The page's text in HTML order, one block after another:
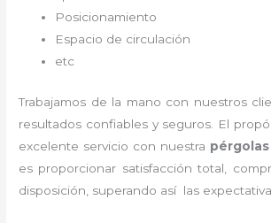
Posicionamiento
Espacio de circulación
etc
Trabajamos de la mano con nuestros
resultados confiables y seguros. El
excelente servicio con nuestra pérgolas
es proporcionar satisfacción total,
disposición, superando así las